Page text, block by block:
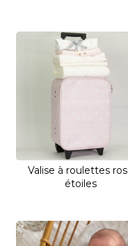
Valise à roulettes
étoiles